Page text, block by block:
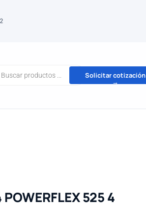
Solicitar cotización
→
525 4